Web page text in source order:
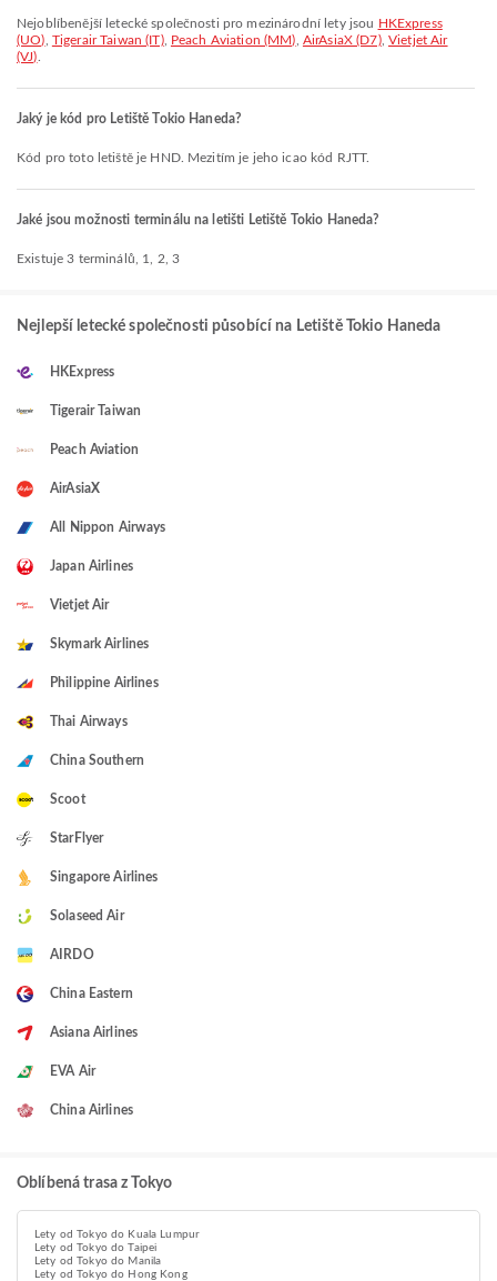
Nejoblíbenější letecké společnosti pro mezinárodní lety jsou HKExpress
(UO) Tigerair Taiwan (IT), Peach Aviation (MM) AirAsiaX (D7), Vietjet Air
(VJ)
Jaký je kód pro Letiště Tokio Haneda?
Kód pro toto letiště je HND. Mezitím je jeho icao kód RJTT.
Jaké jsou možnosti terminálu na letišti Letiště Tokio Haneda?
Existuje 3 terminálů, 1, 2, 3
Nejlepší letecké společnosti působící na Letiště Tokio Haneda
HKExpress
Tigerair Taiwan
Peach Aviation
AirAsiaX
All Nippon Airways
Japan Airlines
Vietjet Air
Skymark Airlines
Philippine Airlines
Thai Airways
China Southern
Scoot
StarFlyer
Singapore Airlines
Solaseed Air
AIRDO
China Eastern
Asiana Airlines
EVA Air
China Airlines
Oblíbená trasa z Tokyo
Lety od Tokyo do Kuala Lumpur
Lety od Tokyo do Taipei
Lety od Tokyo do Manila
Lety od Tokyo do Hong Kong